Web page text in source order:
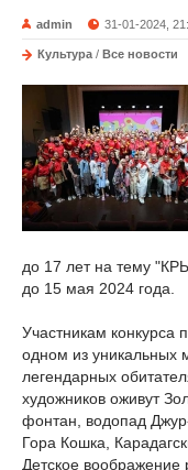
admin 31-01-2024,
Культура / Все новости
до 17 лет на тему
до 15 мая 2024 года.
Участникам конкурса
одном из уникальных
легендарных
художников оживут
фонтан, водопад
Гора Кошка,
Детское воображение